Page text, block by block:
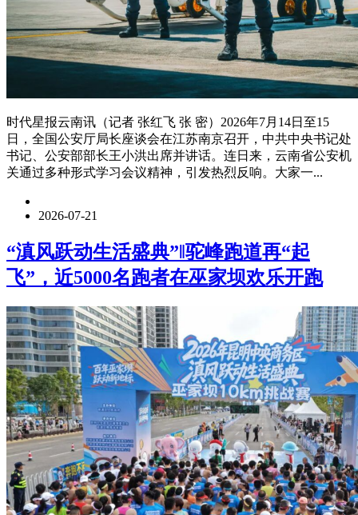
时代星报云南讯（记者 张红飞 张 密）2026年7月14日至15
日，全国公安厅局长座谈会在江苏南京召开，中共中央书记处
书记、公安部部长王小洪出席并讲话。连日来，云南省公安机
关通过多种形式学习会议精神，引发热烈反响。大家一...
2026-07-21
“滇风跃动生活盛典”‖驼峰跑道再“起
飞”，近5000名跑者在巫家坝欢乐开跑